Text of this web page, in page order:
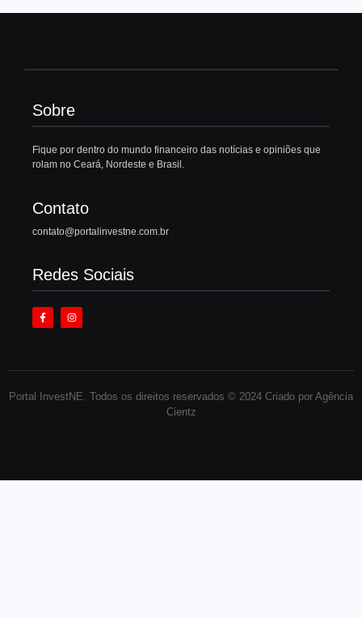
Sobre
Fique por dentro do mundo financeiro das notícias e opiniões que
rolam no Ceará, Nordeste e Brasil.
Contato
contato@portalinvestne.com.br
Redes Sociais
Portal InvestNE. Todos os direitos reservados © 2024 Criado por Agência
Cientz